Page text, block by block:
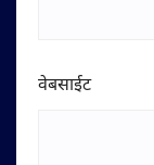
वेबसाईट